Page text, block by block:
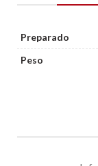
Preparado
Peso